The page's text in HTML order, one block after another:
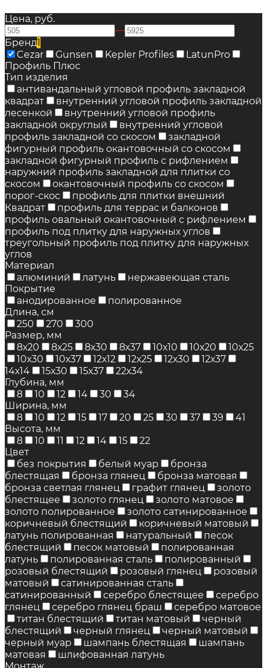
Цена, руб.
—
Бренд1
Cezar
Gunsen Kepler Profiles
LatunPro
Профиль Плюс
Тип изделия
антивандальный угловой профиль закладной
квадрат
внутренний угловой профиль закладной
лесенкой
внутренний угловой профиль
закладной округлый
внутренний угловой
профиль закладной со скосом
закладной
фигурный профиль окантовочный со скосом
закладной фигурный профиль с рифлением
наружний профиль закладной для плитки со
скосом
окантовочный профиль со скосом
порог-скос
профиль для плитки внешний
Квадрат
профиль для террас и балконов
профиль овальный окантовочный с рифлением
профиль под плитку для наружных углов
треугольный профиль под плитку для наружных
углов
Материал
алюминий
латунь
нержавеющая сталь
Покрытие
анодированное
полированное
Длина, см
250
270
300
Размер, мм
8х20
8х25 8х30 8х37 10х10 10х20
10х25
10х30
10х37 12х12 12х25 12х30
12х37
14х14
15х30 15х37
22х34
Глубина, мм
8
10 12 14 30
34
Ширина, мм
8
10 12 15 17 20 25 30 37 39
41
Высота, мм
8
10 11 12 14 15
22
Цвет
без покрытия
белый муар
бронза
блестящая
бронза глянец
бронза матовая
бронза светлая глянец
графит глянец
золото
блестящее
золото глянец
золото матовое
золото полированное
золото сатинированное
коричневый блестящий
коричневый матовый
латунь полированная
натуральный
песок
блестящий
песок матовый
полированная
латунь
полированная сталь
полированный
розовый блестящий
розовый глянец
розовый
матовый
сатинированная сталь
сатинированный
серебро блестящее
серебро
глянец
серебро глянец браш
серебро матовое
титан блестящий
титан матовый
черный
блестящий
черный глянец
черный матовый
черный муар
шампань блестящая
шампань
матовая
шлифованная латунь